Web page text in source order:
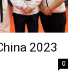
2023
0